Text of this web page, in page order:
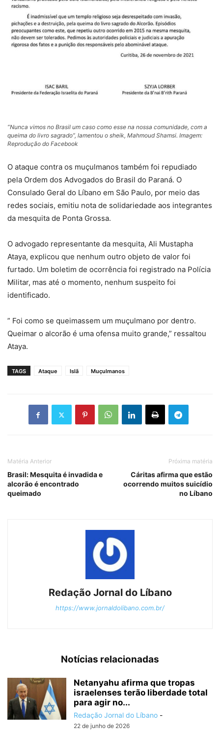
“Nunca vimos no Brasil um caso como esse na nossa comunidade, com a
queima do livro sagrado”, lamentou o sheik, Mahmoud Shamsi. Imagem:
Reprodução do Facebook
O ataque contra os muçulmanos também foi repudiado
pela Ordem dos Advogados do Brasil do Paraná. O
Consulado Geral do Líbano em São Paulo, por meio das
redes sociais, emitiu nota de solidariedade aos integrantes
da mesquita de Ponta Grossa.
O advogado representante da mesquita, Ali Mustapha
Ataya, explicou que nenhum outro objeto de valor foi
furtado. Um boletim de ocorrência foi registrado na Polícia
Militar, mas até o momento, nenhum suspeito foi
identificado.
” Foi como se queimassem um muçulmano por dentro.
Queimar o alcorão é uma ofensa muito grande,” ressaltou
Ataya.
TAGS Ataque Islã Muçulmanos
Matéria Anterior
Brasil: Mesquita é invadida e
alcorão é encontrado
queimado
Próxima matéria
Cáritas afirma que estão
ocorrendo muitos suicídio
no Líbano
Redação Jornal do Líbano
https://www.jornaldolibano.com.br/
Notícias relacionadas
Netanyahu afirma que tropas
israelenses terão liberdade total
para agir no...
Redação Jornal do Líbano -
22 de junho de 2026